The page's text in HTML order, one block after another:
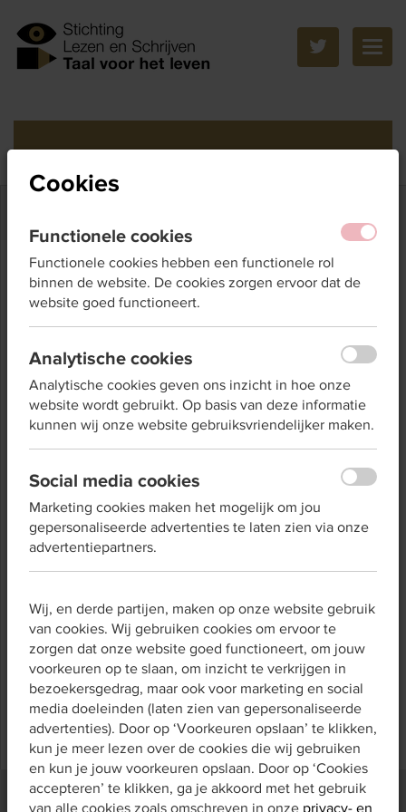
Taalzelftest
Taalzelftest
Met de Taalzelftest kan iedereen op een eenvoudige
manier kijken hoe taalvaardig hij of zij is. Ook
organisaties kunnen dit instrument gebruiken om bij
cliënten, klanten of werknemers snel inzicht te krijgen
De Taalzelftest duurt een paar minuten bestaat uit
verschillende stellingen waarin deelnemers kunnen
aangeven hoe goed zij bepaalde taalvaardigheden
om direct te starten!
Doe de Taalzelftest
Cookies
Functionele cookies
Functionele cookies hebben een functionele rol
binnen de website. De cookies zorgen ervoor dat de
website goed functioneert.
Analytische cookies
Analytische cookies geven ons inzicht in hoe onze
website wordt gebruikt. Op basis van deze informatie
kunnen wij onze website gebruiksvriendelijker maken.
Social media cookies
Marketing cookies maken het mogelijk om jou
gepersonaliseerde advertenties te laten zien via onze
advertentiepartners.
Wij, en derde partijen, maken op onze website gebruik
van cookies. Wij gebruiken cookies om ervoor te
zorgen dat onze website goed functioneert, om jouw
voorkeuren op te slaan, om inzicht te verkrijgen in
bezoekersgedrag, maar ook voor marketing en social
media doeleinden (laten zien van gepersonaliseerde
advertenties). Door op ‘Voorkeuren opslaan’ te klikken,
kun je meer lezen over de cookies die wij gebruiken
en kun je jouw voorkeuren opslaan. Door op ‘Cookies
accepteren’ te klikken, ga je akkoord met het gebruik
van alle cookies zoals omschreven in onze privacy- en